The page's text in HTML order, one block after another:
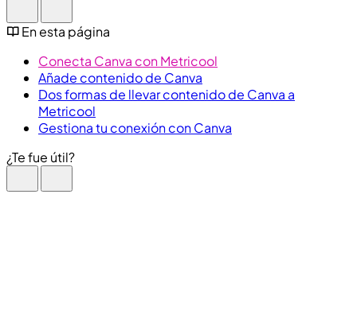
En esta página
Conecta Canva con Metricool
Añade contenido de Canva
Dos formas de llevar contenido de Canva a
Metricool
Gestiona tu conexión con Canva
¿Te fue útil?